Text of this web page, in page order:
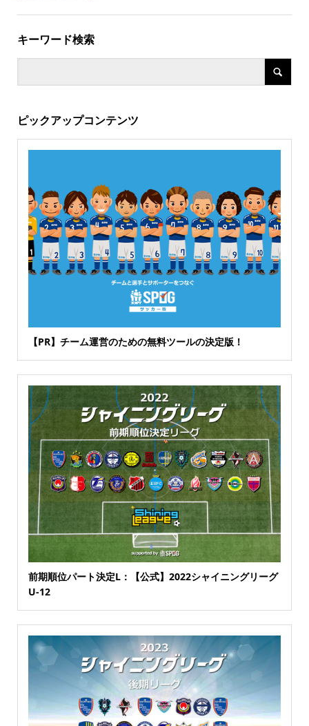
キーワード検索
ピックアップコンテンツ
【PR】チーム運営のための無料ツールの決定版！
前期順位パート決定L：【公式】2022シャイニングリーグ
U-12